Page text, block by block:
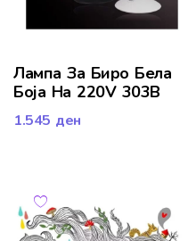
Лампа За Биро Бела
Боја На 220V 303B
1.545 ден